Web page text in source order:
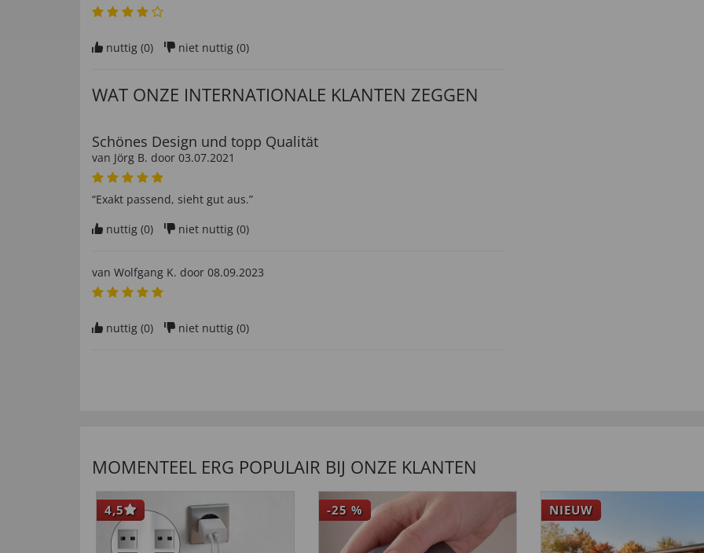
nuttig (0) niet nuttig (0)
WAT ONZE INTERNATIONALE KLANTEN ZEGGEN
Schönes Design und topp Qualität
van Jörg B. door 03.07.2021
“Exakt passend, sieht gut aus.”
nuttig (0) niet nuttig (0)
van Wolfgang K. door 08.09.2023
nuttig (0) niet nuttig (0)
vanNorbert T . door 28.07.2023
nuttig ( niet nuttig (
MOMENTEEL ERG POPULAIR BIJ ONZE KLANTEN
4,5 -25 % NIEUW